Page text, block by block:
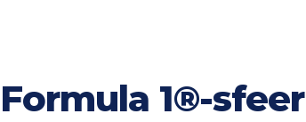
Formula 1®-sfeer